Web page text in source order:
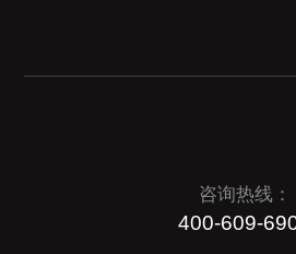
咨询热线：
400-609-